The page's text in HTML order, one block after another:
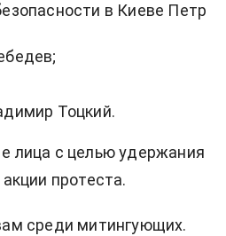
в Киеве Петр
Тоцкий.
лица с целью удержания
протеста.
среди митингующих.